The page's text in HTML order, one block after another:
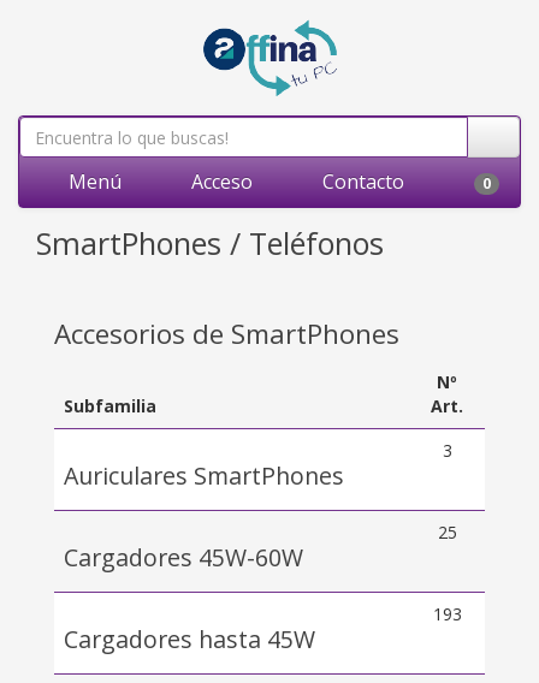
Menú Acceso Contacto 0
SmartPhones / Teléfonos
Accesorios de SmartPhones
Subfamilia
Nº
Art.
Auriculares SmartPhones
3
Cargadores 45W-60W
25
Cargadores hasta 45W
193